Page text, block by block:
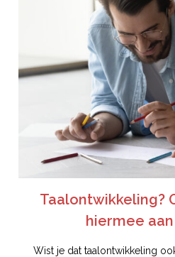
Taalontwikkeling?
hiermee
Wist je dat taalontwikkeling